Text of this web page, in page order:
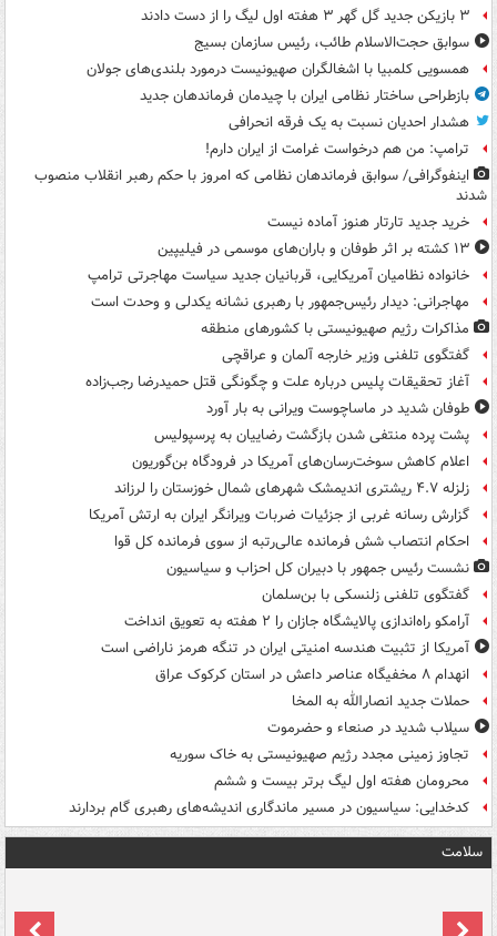
۳ بازیکن جدید گل گهر ۳ هفته اول لیگ را از دست دادند
سوابق حجت‌الاسلام طائب، رئیس سازمان بسیج
همسویی کلمبیا با اشغالگران صهیونیست درمورد بلندی‌های جولان
بازطراحی ساختار نظامی ایران با چیدمان فرماندهان جدید
هشدار احدیان نسبت به یک فرقه انحرافی
ترامپ: من هم درخواست غرامت از ایران دارم!
اینفوگرافی/ سوابق فرماندهان نظامی که امروز با حکم رهبر انقلاب منصوب
شدند
خرید جدید تارتار هنوز آماده نیست
۱۳ کشته بر اثر طوفان و باران‌های موسمی در فیلیپین
خانواده نظامیان آمریکایی، قربانیان جدید سیاست مهاجرتی ترامپ
مهاجرانی: دیدار رئیس‌جمهور با رهبری نشانه یکدلی و وحدت است
مذاکرات رژیم صهیونیستی با کشورهای منطقه
گفتگوی تلفنی وزیر خارجه آلمان و عراقچی
آغاز تحقیقات پلیس درباره علت و چگونگی قتل حمیدرضا رجب‌زاده
طوفان شدید در ماساچوست ویرانی به بار آورد
پشت پرده منتفی شدن بازگشت رضاییان به پرسپولیس
اعلام کاهش سوخت‌رسان‌های آمریکا در فرودگاه بن‌گوریون
زلزله ۴.۷ ریشتری اندیمشک شهرهای شمال خوزستان را لرزاند
گزارش رسانه غربی از جزئیات ضربات ویرانگر ایران به ارتش آمریکا
احکام انتصاب شش فرمانده عالی‌رتبه از سوی فرمانده کل قوا
نشست رئیس جمهور با دبیران کل احزاب و سیاسیون
گفتگوی تلفنی زلنسکی با بن‌سلمان
آرامکو راه‌اندازی پالایشگاه جازان را ۲ هفته به تعویق انداخت
آمریکا از تثبیت هندسه امنیتی ایران در تنگه هرمز ناراضی است
انهدام ۸ مخفیگاه عناصر داعش در استان کرکوک عراق
حملات جدید انصارالله به المخا
سیلاب شدید در صنعاء و حضرموت
تجاوز زمینی مجدد رژیم صهیونیستی به خاک سوریه
محرومان هفته اول لیگ برتر بیست و ششم
کدخدایی: سیاسیون در مسیر ماندگاری اندیشه‌های رهبری گام بردارند
سلامت